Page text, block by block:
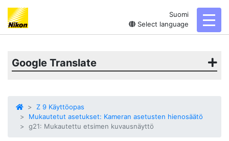
Suomi
Select language
Google Translate
Z 9 Käyttöopas
Mukautetut asetukset: Kameran asetusten hienosäätö
g21: Mukautettu etsimen kuvausnäyttö